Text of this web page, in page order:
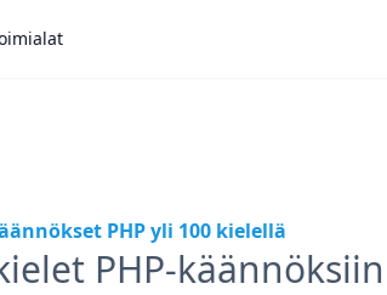
PHP yli 100 kielellä
PHP-käännöksiin